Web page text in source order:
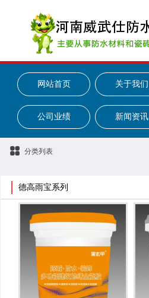
网站首页 关于我们
公司业绩 新闻资讯
分类列表
德高雨宝系列